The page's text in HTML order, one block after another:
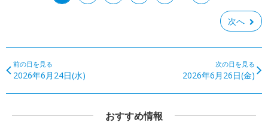
次へ
前の日を見る
2026年6月24日(水)
次の日を見る
2026年6月26日(金)
おすすめ情報